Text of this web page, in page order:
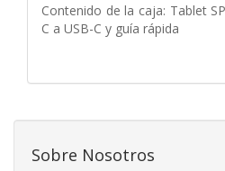
Contenido de la caja: Tablet
C a USB-C y guía rápida
Sobre Nosotros